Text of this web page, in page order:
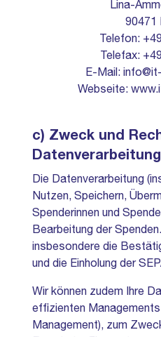
Lina-
90471
Telefon:
Telefax:
E-Mail:
Webseite:
c) Zweck und
Datenverarbeitung
Die Datenverarbeitung
Nutzen, Speichern,
Spenderinnen und
Bearbeitung der
insbesondere die
und die Einholung der
Wir können zudem Ihre
effizienten
Management), zum